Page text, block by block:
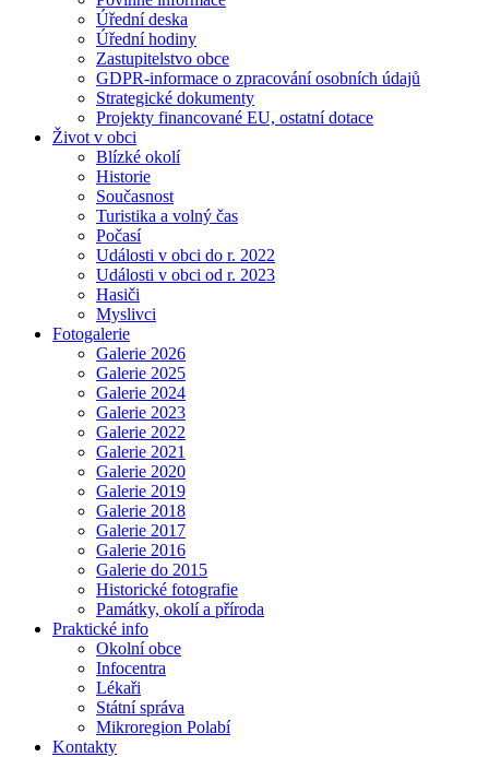
Úřední deska
Úřední hodiny
Zastupitelstvo obce
GDPR-informace o zpracování osobních údajů
Strategické dokumenty
Projekty financované EU, ostatní dotace
Život v obci
Blízké okolí
Historie
Současnost
Turistika a volný čas
Počasí
Události v obci do r. 2022
Události v obci od r. 2023
Hasiči
Myslivci
Fotogalerie
Galerie 2026
Galerie 2025
Galerie 2024
Galerie 2023
Galerie 2022
Galerie 2021
Galerie 2020
Galerie 2019
Galerie 2018
Galerie 2017
Galerie 2016
Galerie do 2015
Historické fotografie
Památky, okolí a příroda
Praktické info
Okolní obce
Infocentra
Lékaři
Státní správa
Mikroregion Polabí
Kontakty